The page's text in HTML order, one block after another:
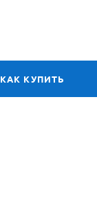
КАК КУПИТЬ